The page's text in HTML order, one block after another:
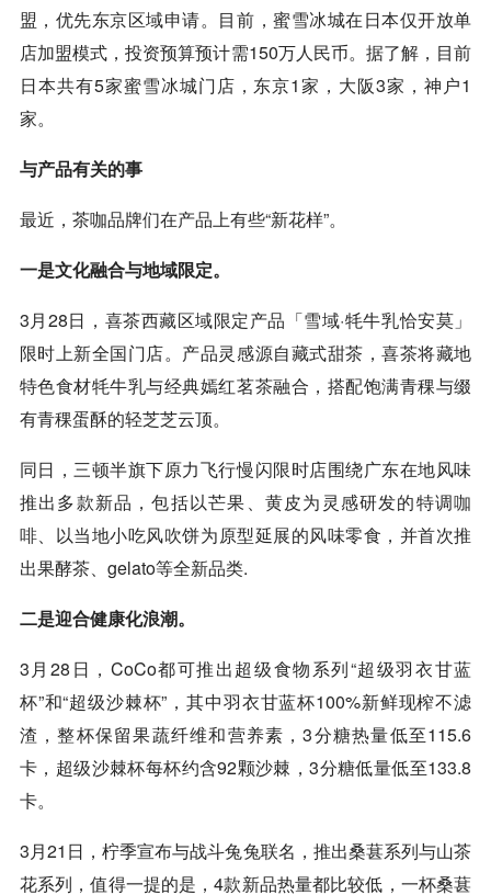
盟，优先东京区域申请。目前，蜜雪冰城在日本仅开放单
店加盟模式，投资预算预计需150万人民币。据了解，目前
日本共有5家蜜雪冰城门店，东京1家，大阪3家，神户1
家。
与产品有关的事
最近，茶咖品牌们在产品上有些“新花样”。
一是文化融合与地域限定。
3月28日，喜茶西藏区域限定产品「雪域·牦牛乳恰安莫」
限时上新全国门店。产品灵感源自藏式甜茶，喜茶将藏地
特色食材牦牛乳与经典嫣红茗茶融合，搭配饱满青稞与缀
有青稞蛋酥的轻芝芝云顶。
同日，三顿半旗下原力飞行慢闪限时店围绕广东在地风味
推出多款新品，包括以芒果、黄皮为灵感研发的特调咖
啡 、以当地小吃风吹饼为原型延展的风味零食，并首次推
出果酵茶、gelato等全新品类.
二是迎合健康化浪潮。
3月28日，CoCo都可推出超级食物系列“超级羽衣甘蓝
杯”和“超级沙棘杯”，其中羽衣甘蓝杯100%新鲜现榨不滤
渣，整杯保留果蔬纤维和营养素，3分糖热量低至115.6
卡，超级沙棘杯每杯约含92颗沙棘，3分糖低量低至133.8
卡。
3月21日，柠季宣布与战斗兔兔联名，推出桑葚系列与山茶
花系列，值得一提的是，4款新品热量都比较低，一杯桑葚